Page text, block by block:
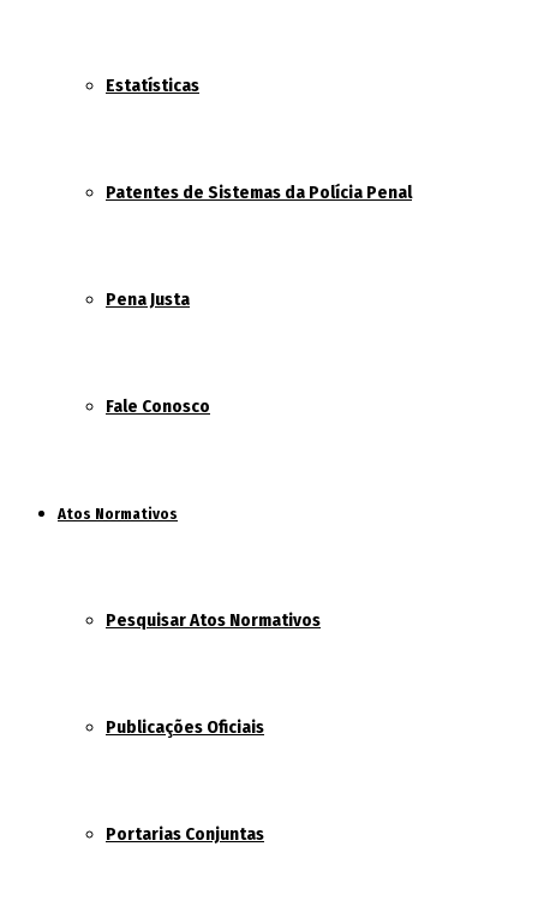
Estatísticas
Patentes de Sistemas da Polícia Penal
Pena Justa
Fale Conosco
Atos Normativos
Pesquisar Atos Normativos
Publicações Oficiais
Portarias Conjuntas